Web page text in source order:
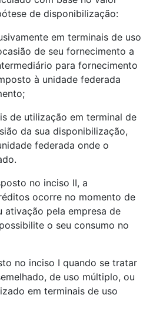
de disponibilização:
em terminais de uso
de seu fornecimento a
para fornecimento
à unidade federada
de utilização em terminal de
da sua disponibilização,
federada onde o
no inciso II, a
ocorre no momento de
ativação pela empresa de
o seu consumo no
no inciso I quando se tratar
de uso múltiplo, ou
em terminais de uso